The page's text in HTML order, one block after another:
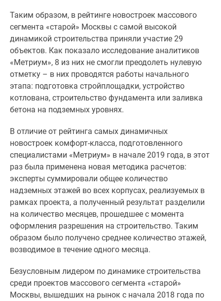
Аналитика
рынка
Покупателю
Экспертиза
новостроек
Эксперты
авторы
Контакты
Реклама
сайте
Дзен
Машино-
места
Апартаменты
#траншевая
ипотека
#рассрочка
ипотека
Таким образом, в рейтинге новостроек массового
сегмента «старой» Москвы с самой высокой
динамикой строительства приняли участие 29
объектов. Как показало исследование аналитиков
«Метриум», 8 из них не смогли преодолеть нулевую
отметку – в них проводятся работы начального
этапа: подготовка стройплощадки, устройство
котлована, строительство фундамента или заливка
бетона на подземных уровнях.
В отличие от рейтинга самых динамичных
новостроек комфорт-класса, подготовленного
специалистами «Метриум» в начале 2019 года, в этот
раз была применена новая методика расчетов:
эксперты суммировали общее количество
надземных этажей во всех корпусах, реализуемых в
рамках проекта, а полученный результат разделили
на количество месяцев, прошедшее с момента
оформления разрешения на строительство. Таким
образом было получено среднее количество этажей,
возводимое в течение одного месяца.
Безусловным лидером по динамике строительства
среди проектов массового сегмента «старой»
Москвы, вышедших на рынок с начала 2018 года по